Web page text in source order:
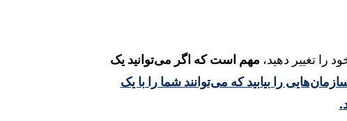
را تغییر دهید، مهم است که اگر می‌توانید یک
را بیابید که می‌توانند شما را با یک